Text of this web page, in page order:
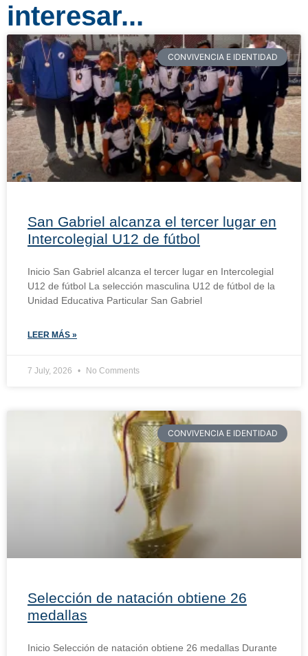
interesar...
CONVIVENCIA E IDENTIDAD
San Gabriel alcanza el tercer lugar en
Intercolegial U12 de fútbol
Inicio San Gabriel alcanza el tercer lugar en Intercolegial
U12 de fútbol La selección masculina U12 de fútbol de la
Unidad Educativa Particular San Gabriel
LEER MÁS »
7 July, 2026 No Comments
CONVIVENCIA E IDENTIDAD
Selección de natación obtiene 26
medallas
Inicio Selección de natación obtiene 26 medallas Durante